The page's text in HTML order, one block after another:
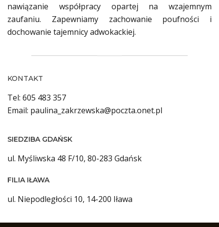
nawiązanie współpracy opartej na wzajemnym
zaufaniu. Zapewniamy zachowanie poufności i
dochowanie tajemnicy adwokackiej.
KONTAKT
Tel: 605 483 357
Email: paulina_zakrzewska@poczta.onet.pl
SIEDZIBA GDAŃSK
ul. Myśliwska 48 F/10, 80-283 Gdańsk
FILIA IŁAWA
ul. Niepodległości 10, 14-200 Iława